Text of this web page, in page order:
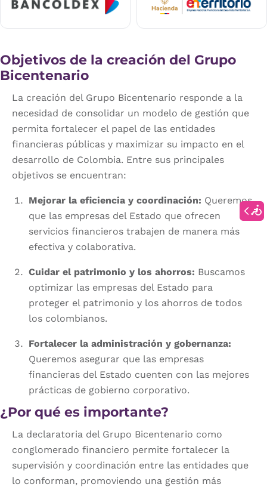
Objetivos de la creación del Grupo
Bicentenario
La creación del Grupo Bicentenario responde a la
necesidad de consolidar un modelo de gestión que
permita fortalecer el papel de las entidades
financieras públicas y maximizar su impacto en el
desarrollo de Colombia. Entre sus principales
objetivos se encuentran:
Mejorar la eficiencia y coordinación: Queremos
que las empresas del Estado que ofrecen
servicios financieros trabajen de manera más
efectiva y colaborativa.
Cuidar el patrimonio y los ahorros: Buscamos
optimizar las empresas del Estado para
proteger el patrimonio y los ahorros de todos
los colombianos.
Fortalecer la administración y gobernanza:
Queremos asegurar que las empresas
financieras del Estado cuenten con las mejores
prácticas de gobierno corporativo.
¿Por qué es importante?
La declaratoria del Grupo Bicentenario como
conglomerado financiero permite fortalecer la
supervisión y coordinación entre las entidades que
lo conforman, promoviendo una gestión más